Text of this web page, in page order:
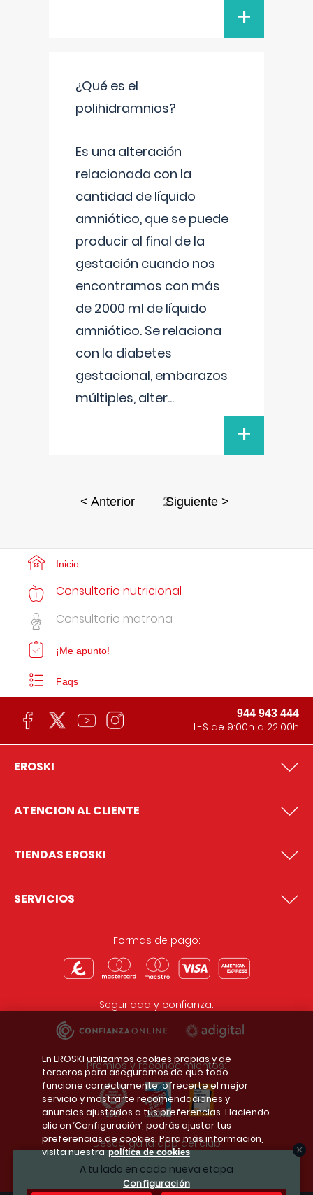
+
¿Qué es el
polihidramnios?
Es una alteración
relacionada con la
cantidad de líquido
amniótico, que se puede
producir al final de la
gestación cuando nos
encontramos con más
de 2000 ml de líquido
amniótico. Se relaciona
con la diabetes
gestacional, embarazos
múltiples, alter...
+
< Anterior 2Siguiente >
A tu lado en cada nueva etapa
Inicio
Consultorio nutricional
Consultorio matrona
¡Me apunto!
Faqs
944 943 444
L-S de 9:00h a 22:00h
EROSKI
ATENCION AL CLIENTE
TIENDAS EROSKI
SERVICIOS
Formas de pago:
Seguridad y confianza:
Premios y reconocimientos:
Descarga la app del club
En EROSKI utilizamos cookies propias y de
terceros para asegurarnos de que todo
funcione correctamente, ofrecerte el mejor
servicio y mostrarte recomendaciones y
anuncios ajustados a tus preferencias. Haciendo
clic en ‘Configuración’, podrás ajustar tus
preferencias de cookies. Para más información,
visita nuestra política de cookies
Configuración